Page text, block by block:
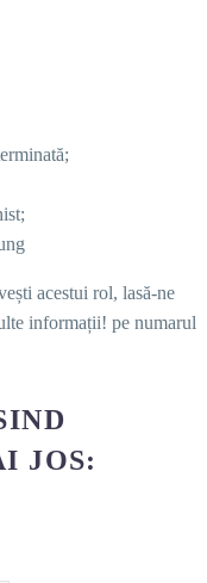
acestui rol, lasă-ne
informații! pe numarul
JOS: